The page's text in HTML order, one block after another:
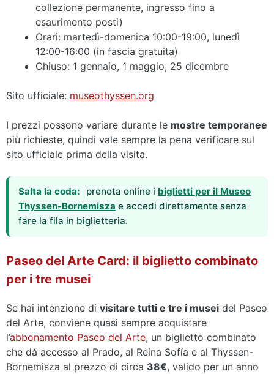
collezione permanente, ingresso fino a
esaurimento posti)
Orari: martedì-domenica 10:00-19:00, lunedì
12:00-16:00 (in fascia gratuita)
Chiuso: 1 gennaio, 1 maggio, 25 dicembre
Sito ufficiale: museothyssen.org
I prezzi possono variare durante le mostre temporanee
più richieste, quindi vale sempre la pena verificare sul
sito ufficiale prima della visita.
Salta la coda: prenota online i biglietti per il Museo
Thyssen-Bornemisza e accedi direttamente senza
fare la fila in biglietteria.
Paseo del Arte Card: il biglietto combinato
per i tre musei
Se hai intenzione di visitare tutti e tre i musei del Paseo
del Arte, conviene quasi sempre acquistare
l’abbonamento Paseo del Arte, un biglietto combinato
che dà accesso al Prado, al Reina Sofía e al Thyssen-
Bornemisza al prezzo di circa 38€, valido per un anno